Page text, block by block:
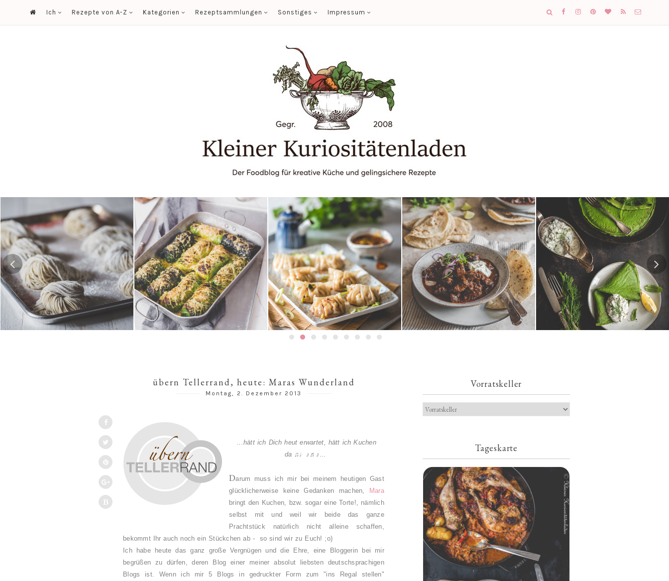
Ich Rezepte von A-Z Kategorien Rezeptsammlungen Sonstiges Impressum
Hausgemachte Ramen-Nudeln Risotto-Wirsing-Rouladen
Gedämpfte Jiaozi mit
Schweinefleischfüllung | 餃子 / 饺
子
Texanisches Chili con Carne
Spinatpfannkuchen mit
Kräuterquark
übern Tellerrand, heute: Maras Wunderland
Montag, 2. Dezember 2013
...hätt ich Dich heut erwartet, hätt ich Kuchen
da ♫♩♪♬♪...
Darum muss ich mir bei meinem heutigen Gast
glücklicherweise keine Gedanken machen,
Mara
bringt den Kuchen, bzw. sogar eine Torte!, nämlich
selbst mit und weil wir beide das ganze
Prachtstück natürlich nicht alleine schaffen,
bekommt Ihr auch noch ein Stückchen ab - so sind wir zu Euch! ;o)
Ich habe heute das ganz große Vergnügen und die Ehre, eine Bloggerin bei mir
begrüßen zu dürfen, deren Blog einer meiner absolut liebsten deutschsprachigen
Blogs ist. Wenn ich mir 5 Blogs in gedruckter Form zum "ins Regal stellen"
Vorratskeller
Tageskarte
Geschmorte Hähnchenschenkel auf
Paprikakraut und kleinen Kartoffeln